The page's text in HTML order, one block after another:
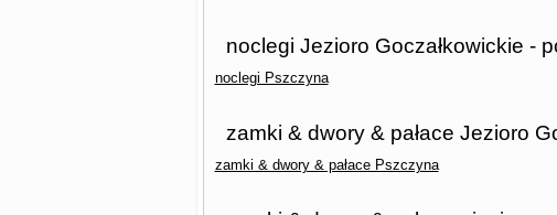
noclegi Jezioro Goczałkowickie -
noclegi Pszczyna
zamki & dwory & pałace Jezioro
zamki & dwory & pałace Pszczyna